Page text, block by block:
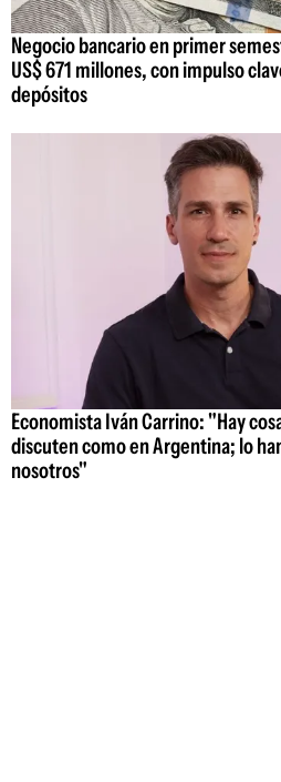
Negocio bancario en primer
US$ 671 millones, con impulso
depósitos
Economista Iván Carrino: "Hay
discuten como en Argentina; lo
nosotros"